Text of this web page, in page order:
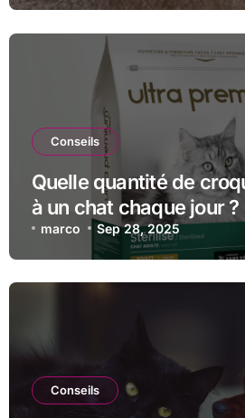
Conseils
Quelle quantité de
à un chat chaque jour ?
marco Sep 28, 2025
Conseils